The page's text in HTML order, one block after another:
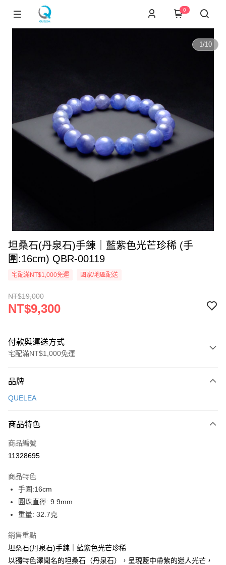
0
1/10
坦桑石(丹泉石)手鍊｜藍紫色光芒珍稀 (手
圍:16cm) QBR-00119
宅配滿NT$1,000免運 國家/地區配送
NT$19,000
NT$9,300
付款與運送方式
宅配滿NT$1,000免運
信用卡一次付款
3 期 0 利率 每期
合作金庫商業銀行
上海商業儲蓄銀行
臺灣中小企業銀行
匯豐（台灣）商業銀行
聯邦商業銀行
元大商業銀行
台新國際商業銀行
台灣樂天信用卡公司
合作金庫商業銀行
上海商業儲蓄銀行
國泰世華商業銀行
匯豐（台灣）商業銀行
聯邦商業銀行
玉山商業銀行
台新國際商業銀行
中國信託商業銀行
台灣樂天信用卡公司
LINE Pay
Apple Pay
街口支付
悠遊付
ATM付款
運送方式
品牌
QUELEA
商品特色
商品編號
11328695
商品特色
手圍:16cm
圓珠直徑: 9.9mm
重量: 32.7克
銷售重點
坦桑石(丹泉石)手鍊｜藍紫色光芒珍稀
以獨特色澤聞名的坦桑石（丹泉石），呈現藍中帶紫的迷人光芒，